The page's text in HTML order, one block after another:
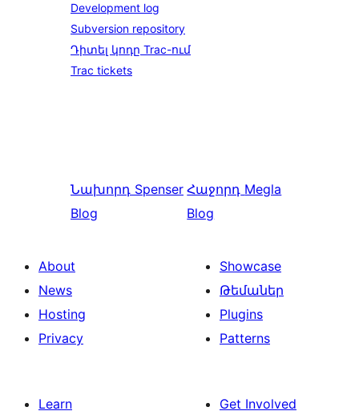
Development log
Subversion repository
Դիտել կոդը Trac-ում
Trac tickets
Նախորդ Spenser
Blog
Հաջորդ Megla
Blog
About
News
Hosting
Privacy
Showcase
Թեմաներ
Plugins
Patterns
Learn
Get Involved